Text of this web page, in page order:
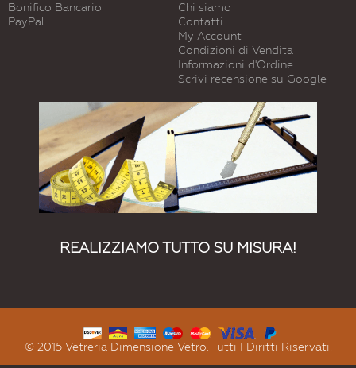
Bonifico Bancario
PayPal
Chi siamo
Contatti
My Account
Condizioni di Vendita
Informazioni d'Ordine
Scrivi recensione su Google
REALIZZIAMO TUTTO SU MISURA!
© 2015 Vetreria Dimensione Vetro. Tutti I Diritti Riservati.